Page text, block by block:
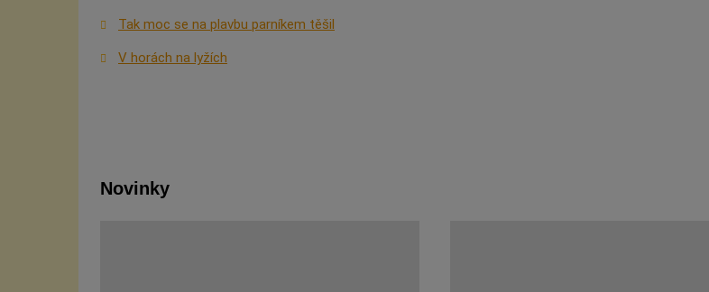
Tak moc se na plavbu parníkem těšil
V horách na lyžích
Novinky